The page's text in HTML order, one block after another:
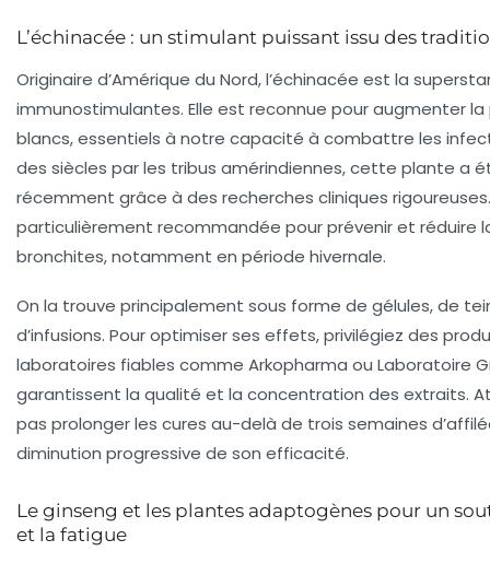
L’échinacée : un stimulant puissant issu des
Originaire d’Amérique du Nord, l’échinacée est la
immunostimulantes. Elle est reconnue pour augmenter
blancs, essentiels à notre capacité à combattre les
des siècles par les tribus amérindiennes, cette plante a
récemment grâce à des recherches cliniques
particulièrement recommandée pour prévenir et réduire
bronchites, notamment en période hivernale.
On la trouve principalement sous forme de gélules, de
d’infusions. Pour optimiser ses effets, privilégiez des
laboratoires fiables comme Arkopharma ou Laboratoire
garantissent la qualité et la concentration des extraits.
pas prolonger les cures au-delà de trois semaines
diminution progressive de son efficacité.
Le ginseng et les plantes adaptogènes pour un
et la fatigue